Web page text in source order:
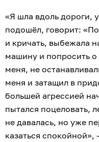
«Я шла вдоль дороги,
подошёл, говорит:
и кричать, выбежала
машину и попросить
меня, не
меня и затащил в
большей агрессией
пытался поцеловать,
не давалась, но уже
казаться